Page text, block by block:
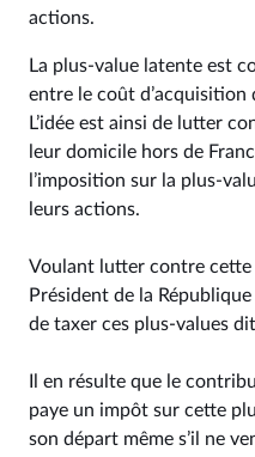
actions.
La plus-value latente est
entre le coût d’acquisition
L’idée est ainsi de lutter
leur domicile hors de
l’imposition sur la plus-
leurs actions.
Voulant lutter contre cette
Président de la
de taxer ces plus-values
Il en résulte que le
paye un impôt sur cette
son départ même s’il ne